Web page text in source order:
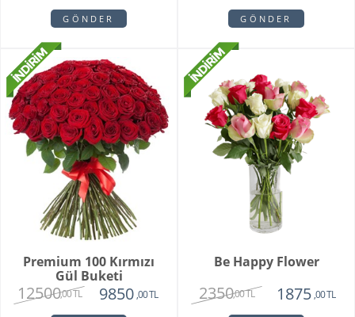
GÖNDER GÖNDER
Premium 100 Kırmızı
Gül Buketi
12500,00 TL 9850 ,00 TL
Be Happy Flower
2350,00 TL 1875 ,00 TL